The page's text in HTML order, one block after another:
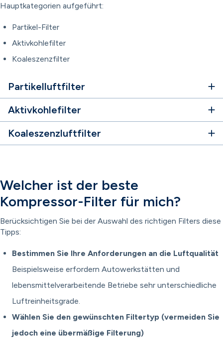
Hauptkategorien aufgeführt:
Partikel-Filter
Aktivkohlefilter
Koaleszenzfilter
Partikelluftfilter
Aktivkohlefilter
Koaleszenzluftfilter
Welcher ist der beste
Kompressor-Filter für mich?
Berücksichtigen Sie bei der Auswahl des richtigen Filters diese
Tipps:
Bestimmen Sie Ihre Anforderungen an die Luftqualität
Beispielsweise erfordern Autowerkstätten und
lebensmittelverarbeitende Betriebe sehr unterschiedliche
Luftreinheitsgrade.
Wählen Sie den gewünschten Filtertyp (vermeiden Sie
jedoch eine übermäßige Filterung)